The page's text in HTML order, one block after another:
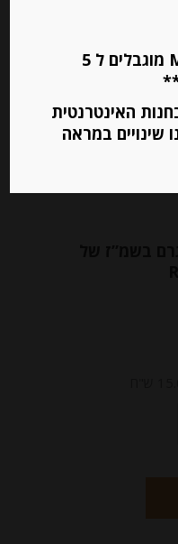
** מוצרי De cecco ו Mutti מוגבלים ל 5
האינטרנטית
שינויים במראה